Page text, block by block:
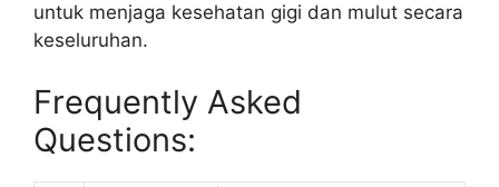
untuk menjaga kesehatan gigi dan mulut secara
keseluruhan.
Frequently Asked
Questions: